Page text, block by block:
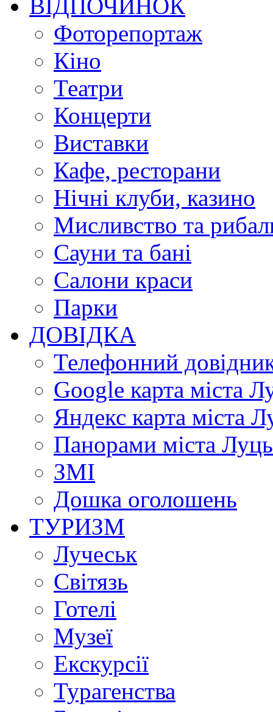
ВІДПОЧИНОК
Фоторепортаж
Кіно
Театри
Концерти
Виставки
Кафе, ресторани
Нічні клуби, казино
Мисливство та
Сауни та бані
Салони краси
Парки
ДОВІДКА
Телефонний
Google карта міста
Яндекс карта міста
Панорами міста
ЗМІ
Дошка оголошень
ТУРИЗМ
Лучеськ
Світязь
Готелі
Музеї
Екскурсії
Турагенства